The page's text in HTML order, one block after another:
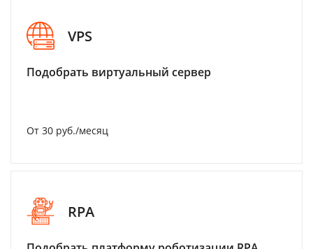
VPS
Подобрать виртуальный сервер
От 30 руб./месяц
RPA